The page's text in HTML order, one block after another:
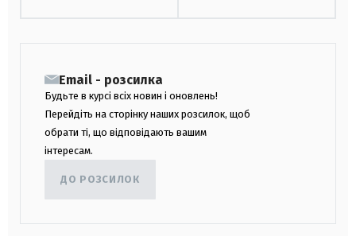
Email - розсилка
Будьте в курсі всіх новин і оновлень!
Перейдіть на сторінку наших розсилок, щоб
обрати ті, що відповідають вашим
інтересам.
ДО РОЗСИЛОК